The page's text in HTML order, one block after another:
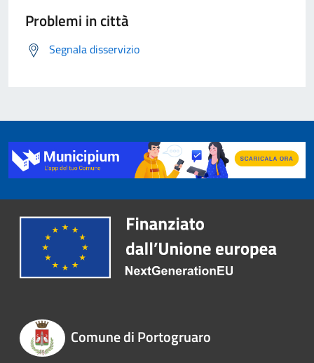
Problemi in città
Segnala disservizio
Comune di Portogruaro